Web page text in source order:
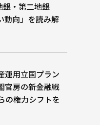
銀・第二地銀
動向」を読み解
運用立国プラン
官房の新金融戦
の権力シフトを